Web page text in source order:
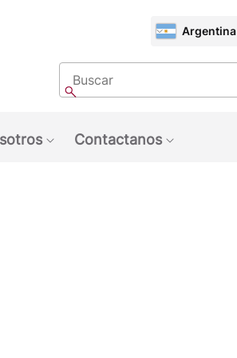
CHOOSE
MARKET
Argentina
Buscar
Buscar
Contactanos